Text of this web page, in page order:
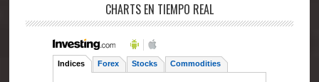
CHARTS EN TIEMPO REAL